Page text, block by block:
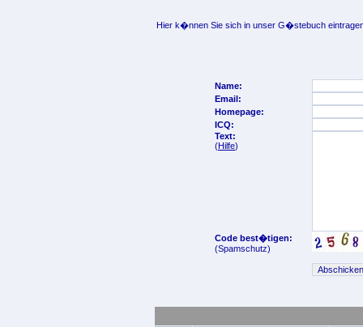
Hier k�nnen Sie sich in unser G�stebuch
Name:
Email:
Homepage:
ICQ:
Text:
(Hilfe)
Code best�tigen:
(Spamschutz)